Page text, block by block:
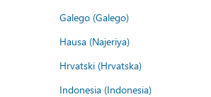
Galego (Galego)
Hausa (Najeriya)
Hrvatski (Hrvatska)
Indonesia (Indonesia)